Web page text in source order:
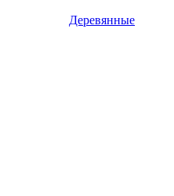
Деревянные